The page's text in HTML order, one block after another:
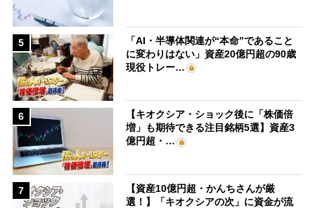
5
「AI・半導体関連が“本命”であること
に変わりはない」資産20億円超の90歳
現役トレー…
6
【キオクシア・ショック後に「株価倍
増」も期待できる注目銘柄5選】資産3
億円超・…
7
【資産10億円超・かんちさんが厳
選！】「キオクシアの次」に資金が流